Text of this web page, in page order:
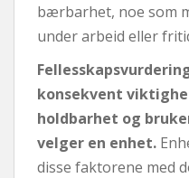
bærbarhet, noe som
under arbeid eller
konsekvent
holdbarhet og
velger en enhet.
disse faktorene med